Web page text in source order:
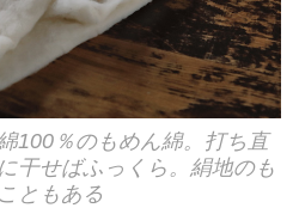
100％のもめん綿。打ち直
干せばふっくら。絹地のも
ともある